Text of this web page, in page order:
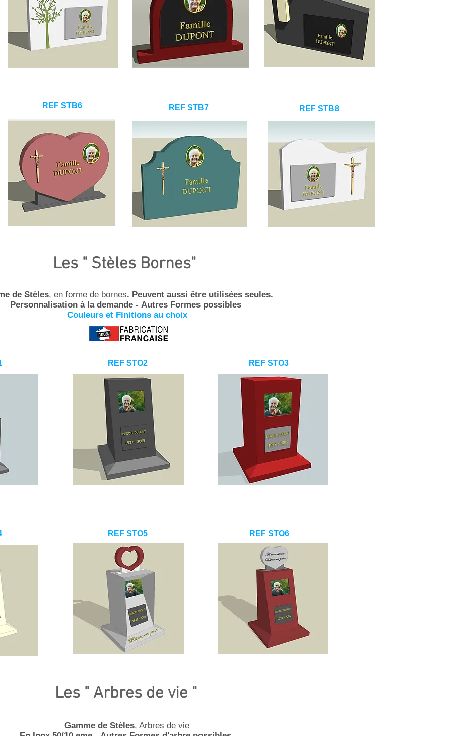
REF STB6 REF STB7 REF STB8
Les " Stèles Bornes"
de Stèles, en forme de bornes. Peuvent aussi être utiliséesseules.
Personnalisation à la demande - Autres Formes possibles
Couleurs et Finitions au choix
REF STO2 REF STO3
REF STO5 REF STO6
Les " Arbres de vie "
Gamme de Stèles, Arbres de vie